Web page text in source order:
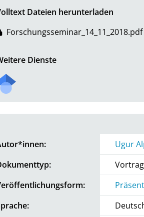
Dateien herunterladen
Forschungsseminar_14_11_2018.pdf
Dienste
Ugur
Vortrag